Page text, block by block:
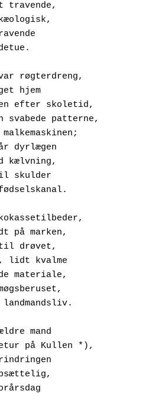
travende,
var røgterdreng,
hjem
marken efter skoletid,
svabede patterne,
malkemaskinen;
når dyrlægen
med kælvning,
til skulder
fødselskanal.
kokassetilbeder,
rundt på marken,
til drøvet,
lidt kvalme
materiale,
komøgsberuset,
på landmandsliv.
ældre mand
på Kullen *),
erindringen
uopsættelig,
forårsdag